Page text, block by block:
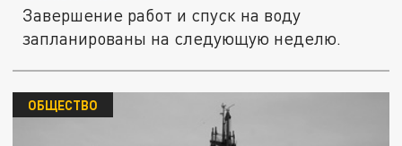
Завершение работ и спуск на воду
запланированы на следующую неделю.
ОБЩЕСТВО